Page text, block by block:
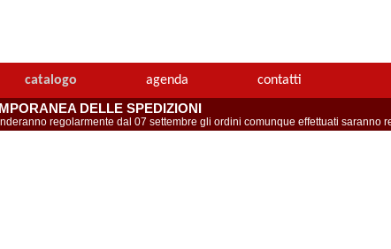
catalogo agenda contatti
DELLE SPEDIZIONI
regolarmente dal 07 settembre gli ordini comunque effettuati saranno